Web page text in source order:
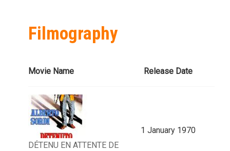
Filmography
Movie Name Release Date
DÉTENU EN ATTENTE DE
1 January 1970